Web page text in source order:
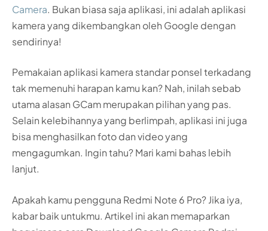
Camera. Bukan biasa saja aplikasi, ini adalah aplikasi
kamera yang dikembangkan oleh Google dengan
sendirinya!
Pemakaian aplikasi kamera standar ponsel terkadang
tak memenuhi harapan kamu kan? Nah, inilah sebab
utama alasan GCam merupakan pilihan yang pas.
Selain kelebihannya yang berlimpah, aplikasi ini juga
bisa menghasilkan foto dan video yang
mengagumkan. Ingin tahu? Mari kami bahas lebih
lanjut.
Apakah kamu pengguna Redmi Note 6 Pro? Jika iya,
kabar baik untukmu. Artikel ini akan memaparkan